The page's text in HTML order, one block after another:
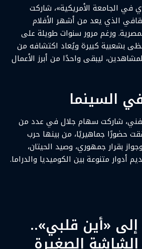
الجامعة الأمريكية»، شاركت
الذي يعد من أشهر الأفلام
ورغم مرور سنوات طويلة على
بشعبية كبيرة ويُعاد اكتشافه من
ليبقى واحدًا من أبرز الأعمال
السينما
شاركت سهام جلال في عدد من
حضورًا جماهيريًا، من بينها حرب
بقرار جمهوري، وصيد الحيتان،
أدوار متنوعة بين الكوميديا والدراما.
«أين قلبي»..